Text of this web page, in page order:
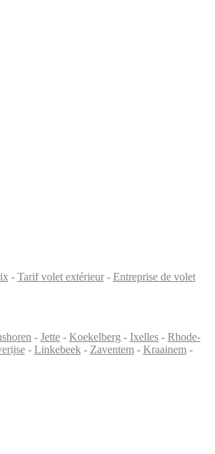
- Tarif volet extérieur- Entreprise de volet
- Jette - Koekelberg - Ixelles - Rhode-
- Linkebeek- Zaventem- Kraainem-